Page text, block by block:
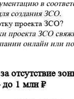
в
создания ЗСО.
проекта ЗСО?
проекта ЗСО
онлайн или
отсутствие
1 млн ₽